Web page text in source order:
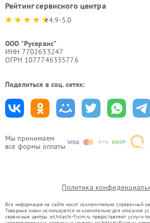
Мы принимаем
все формы оплаты
Рейтинг сервисного центра
4.9-5.0
ООО "Русервис"
ИНН 7702633247
ОГРН 1077746335776
Поделиться в соц. сетях:
Политика
Вся информация на сайте носит исключительно справочный
Товарные знаки используются исключительно для описания
сервисные центры orl.hitachi-fixim.ru предоставляют услуги